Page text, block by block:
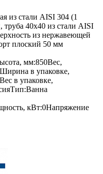
из стали AISI 304 (1
труба 40х40 из стали AISI
из нержавеющей
плоский 50 мм
мм:850Вес,
Ширина в упаковке,
Вес в упаковке,
Тип:Ванна
кВт:0Напряжение